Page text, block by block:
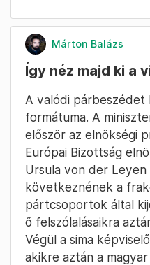
Márton Balázs
Így néz majd ki a
A valódi párbeszédet
formátuma. A
először az elnökségi
Európai Bizottság
Ursula von der
következnének a
pártcsoportok által
ő felszólalásaikra
Végül a sima
akikre aztán a